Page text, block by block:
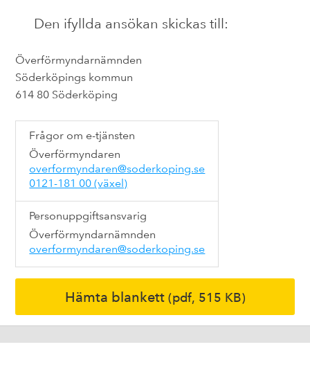
Den ifyllda ansökan skickas till:
Överförmyndarnämnden
Söderköpings kommun
614 80 Söderköping
Frågor om e-tjänsten
Överförmyndaren
overformyndaren@soderkoping.se
0121-181 00 (växel)
Personuppgiftsansvarig
Överförmyndarnämnden
overformyndaren@soderkoping.se
Hämta blankett(pdf, 515 KB)